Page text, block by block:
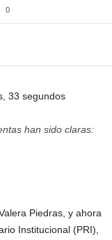
0
33 segundos
han sido claras:
Piedras, y ahora
Institucional (PRI),